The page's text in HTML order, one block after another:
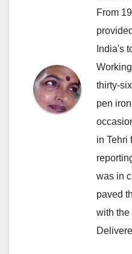
From
India's
thirty-
pen
in Tehri
was in
paved
with the